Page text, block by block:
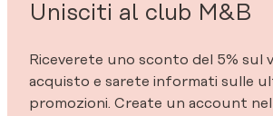
Unisciti al club M&B
Riceverete uno sconto del 5% sul
acquisto e sarete informati sulle
promozioni. Create un account